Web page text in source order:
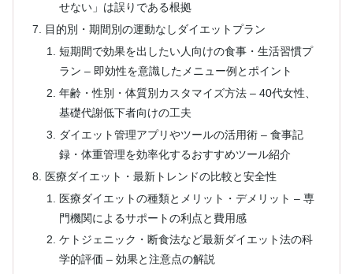
せない」は誤りである根拠
目的別・期間別の運動なしダイエットプラン
短期間で効果を出したい人向けの食事・生活習慣プ
ラン – 即効性を意識したメニュー例とポイント
年齢・性別・体質別カスタマイズ方法 – 40代女性、
基礎代謝低下者向けの工夫
ダイエット管理アプリやツールの活用術 – 食事記
録・体重管理を効率化するおすすめツール紹介
医療ダイエット・最新トレンドの比較と安全性
医療ダイエットの種類とメリット・デメリット – 専
門機関によるサポートの利点と費用感
ケトジェニック・断食法など最新ダイエット法の科
学的評価 – 効果と注意点の解説